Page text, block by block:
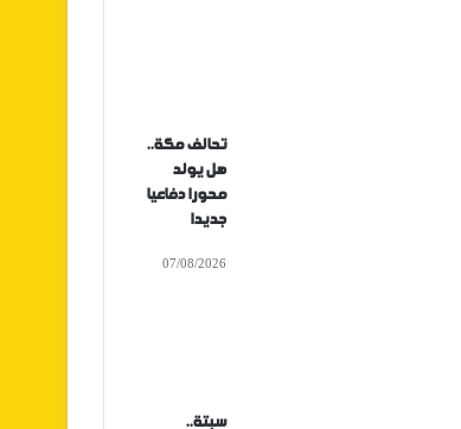
تحالف مكة..
هل يولد
محورا دفاعيا
جديدا
07/08/2026
سبتة..